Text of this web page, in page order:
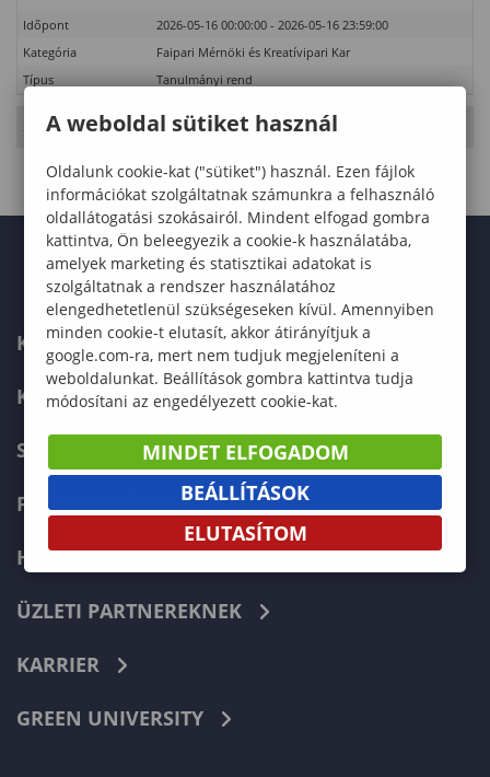
Időpont
2026-05-16 00:00:00 - 2026-05-16 23:59:00
Kategória
Faipari Mérnöki és Kreatívipari Kar
Típus
Tanulmányi rend
2026. Május 17., vasárnap - 20. hét
KAPCSOLAT
KÉPZÉSKERESŐ
SZERVEZETI FELÉPÍTÉS
FELVÉTELIZŐKNEK
HALLGATÓKNAK
ÜZLETI PARTNEREKNEK
KARRIER
GREEN UNIVERSITY
A weboldal sütiket használ
Oldalunk cookie-kat ("sütiket") használ. Ezen fájlok
információkat szolgáltatnak számunkra a felhasználó
oldallátogatási szokásairól. Mindent elfogad gombra
kattintva, Ön beleegyezik a cookie-k használatába,
amelyek marketing és statisztikai adatokat is
szolgáltatnak a rendszer használatához
elengedhetetlenül szükségeseken kívül. Amennyiben
minden cookie-t elutasít, akkor átirányítjuk a
google.com-ra, mert nem tudjuk megjeleníteni a
weboldalunkat. Beállítások gombra kattintva tudja
módosítani az engedélyezett cookie-kat.
MINDET ELFOGADOM
BEÁLLÍTÁSOK
ELUTASÍTOM